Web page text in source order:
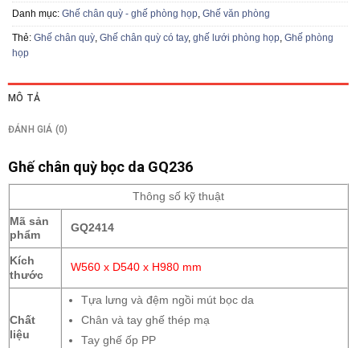
Danh mục: Ghế chân quỳ - ghế phòng họp, Ghế văn phòng
Thẻ: Ghế chân quỳ, Ghế chân quỳ có tay, ghế lưới phòng họp, Ghế phòng
họp
MÔ TẢ
ĐÁNH GIÁ (0)
Ghế chân quỳ bọc da GQ236
Thông số kỹ thuật
Mã sản
phẩm
GQ2414
Kích
thước
W560 x D540 x H980 mm
Chất
liệu
Tựa lưng và đệm ngồi mút bọc da
Chân và tay ghế thép mạ
Tay ghế ốp PP